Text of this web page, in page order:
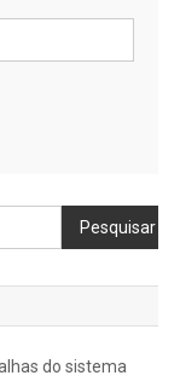
Pesquisar
do sistema